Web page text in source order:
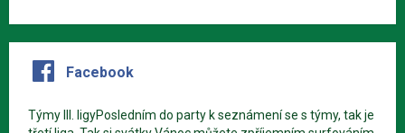
Facebook
Týmy III. ligyPosledním do party k seznámení se s týmy, tak je